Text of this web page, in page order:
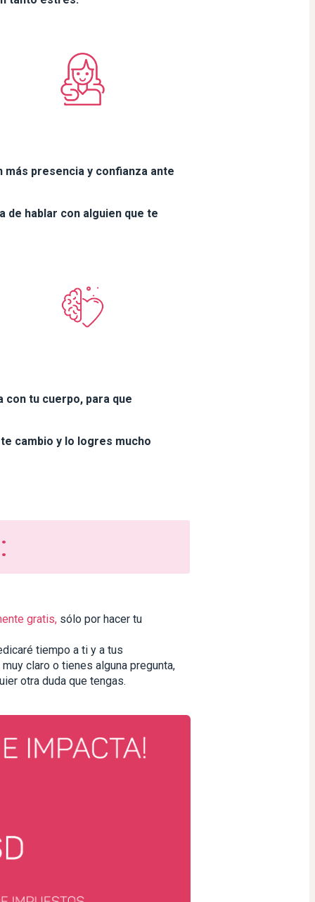
presencia y confianza ante
de hablar con alguien que te
tu cuerpo, para que
cambio y lo logres mucho
gratis, sólo por hacer tu
tiempo a ti y a tus
claro o tienes alguna pregunta,
otra duda que tengas.